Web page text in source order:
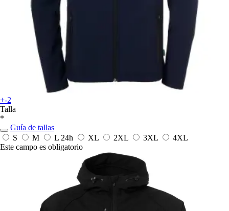
+-2
Talla
*
Guía de tallas
S
M L 24h XL 2XL 3XL
4XL
Este campo es obligatorio